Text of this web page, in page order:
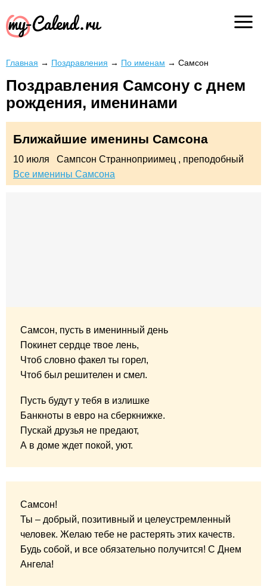
Главная → Поздравления → По именам → Самсон
Поздравления Самсону с днем
рождения, именинами
Ближайшие именины Самсона
10 июля Сампсон Странноприимец , преподобный
Все именины Самсона
Самсон, пусть в именинный день
Покинет сердце твое лень,
Чтоб словно факел ты горел,
Чтоб был решителен и смел.
Пусть будут у тебя в излишке
Банкноты в евро на сберкнижке.
Пускай друзья не предают,
А в доме ждет покой, уют.
Самсон!
Ты – добрый, позитивный и целеустремленный
человек. Желаю тебе не растерять этих качеств.
Будь собой, и все обязательно получится! С Днем
Ангела!